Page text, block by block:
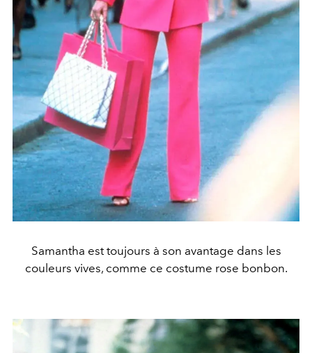
Samantha est toujours à son avantage dans les
couleurs vives, comme ce costume rose bonbon.